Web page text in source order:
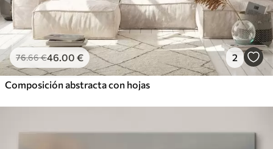
76.66€46.00 € 2
Composición abstracta con hojas